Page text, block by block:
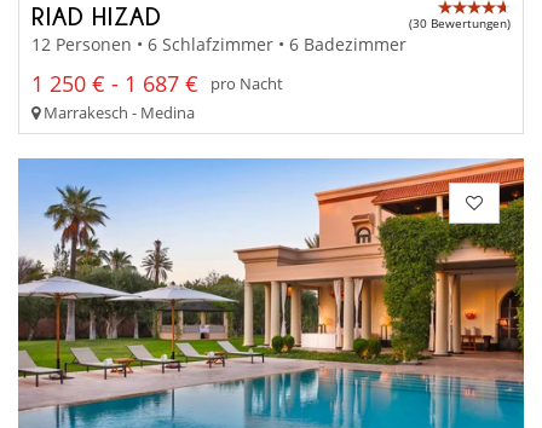
RIAD HIZAD (30 Bewertungen)
12 Personen • 6 Schlafzimmer • 6 Badezimmer
1 250 € - 1 687 €
pro Nacht
Marrakesch - Medina